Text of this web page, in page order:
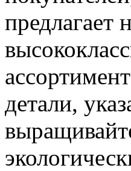
предлагает
детали,